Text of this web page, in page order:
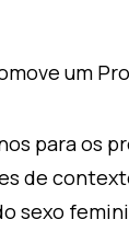
um
para os
de
sexo